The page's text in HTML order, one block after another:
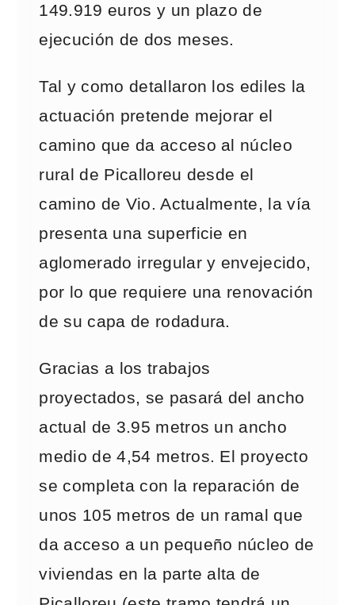
149.919 euros y un plazo de
ejecución de dos meses.
Tal y como detallaron los ediles la
actuación pretende mejorar el
camino que da acceso al núcleo
rural de Picalloreu desde el
camino de Vio. Actualmente, la vía
presenta una superficie en
aglomerado irregular y envejecido,
por lo que requiere una renovación
de su capa de rodadura.
Gracias a los trabajos
proyectados, se pasará del ancho
actual de 3.95 metros un ancho
medio de 4,54 metros. El proyecto
se completa con la reparación de
unos 105 metros de un ramal que
da acceso a un pequeño núcleo de
viviendas en la parte alta de